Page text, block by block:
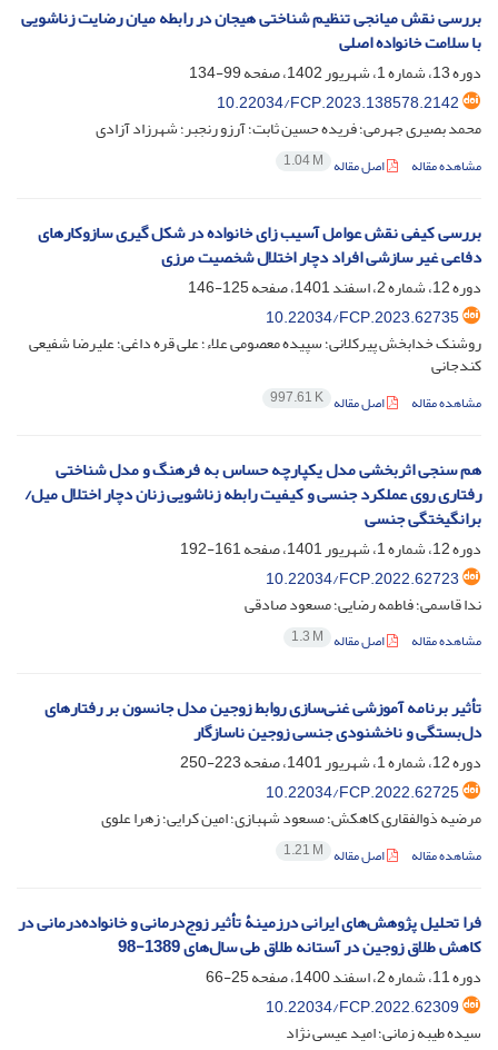
بررسی نقش میانجی تنظیم شناختی هیجان در رابطه میان رضایت زناشویی
با سلامت خانواده اصلی
دوره 13، شماره 1، شهریور 1402، صفحه
99-134
10.22034/FCP.2023.138578.2142
محمد بصیری جهرمی؛ فریده حسین ثابت؛ آرزو رنجبر؛ شهرزاد آزادی
مشاهده مقاله اصل مقاله 1.04 M
بررسی کیفی نقش عوامل آسیب زای خانواده در شکل گیری سازوکارهای
دفاعی غیر سازشی افراد دچار اختلال شخصیت مرزی
دوره 12، شماره 2، اسفند 1401، صفحه
125-146
10.22034/FCP.2023.62735
روشنک خدابخش پیرکلانی؛ سپیده معصومی علاء؛ علی قره داغی؛ علیرضا شفیعی
کندجانی
مشاهده مقاله اصل مقاله 997.61 K
هم سنجی اثربخشی مدل یکپارچه حساس به فرهنگ و مدل شناختی
رفتاری روی عملکرد جنسی و کیفیت رابطه زناشویی زنان دچار اختلال میل/
برانگیختگی جنسی
دوره 12، شماره 1، شهریور 1401، صفحه
161-192
10.22034/FCP.2022.62723
ندا قاسمی؛ فاطمه رضایی؛ مسعود صادقی
مشاهده مقاله اصل مقاله 1.3 M
تأثیر برنامه آموزشی غنی‌سازی روابط زوجین مدل جانسون بر رفتارهای
دل‌بستگی و ناخشنودی جنسی زوجین ناسازگار
دوره 12، شماره 1، شهریور 1401، صفحه
223-250
10.22034/FCP.2022.62725
مرضیه ذوالفقاری کاهکش؛ مسعود شهبازی؛ امین کرایی؛ زهرا علوی
مشاهده مقاله اصل مقاله 1.21 M
فرا تحلیل پژوهش‌های ایرانی درزمینۀ تأثیر زوج‌درمانی و خانواده‌درمانی در
کاهش طلاق زوجین در آستانه طلاق طی سال‌های 1389-98
دوره 11، شماره 2، اسفند 1400، صفحه
25-66
10.22034/FCP.2022.62309
سیده طیبه زمانی؛ امید عیسی نژاد